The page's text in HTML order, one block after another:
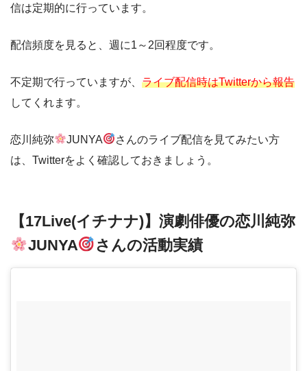
信は定期的に行っています。
配信頻度を見ると、週に1～2回程度です。
不定期で行っていますが、 ライブ配信時はTwitterから報告
してくれます。
恋川純弥 JUNYA
さんのライブ配信を見てみたい方
は、Twitterをよく確認しておきましょう。
【17Live(イチナナ)】演劇俳優の恋川純弥
JUNYA
さんの活動実績